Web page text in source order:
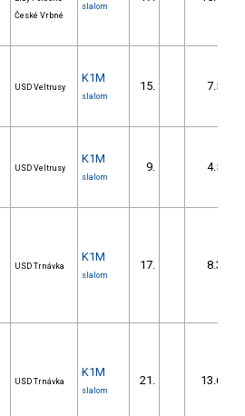
České Vrbné
slalom
USD Veltrusy
K1M
slalom
15. 7.58
USD Veltrusy
K1M
slalom
9. 4.58
USD Trnávka
K1M
slalom
17. 8.33
USD Trnávka
K1M
slalom
21. 13.63